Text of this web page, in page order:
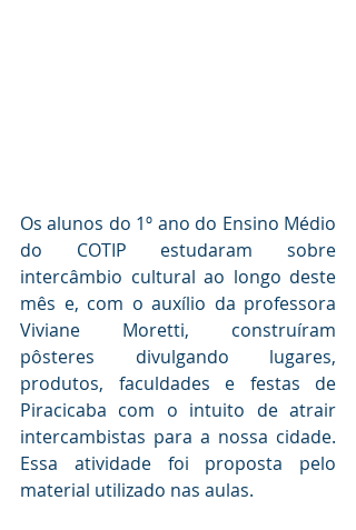
Os alunos do 1º ano do Ensino Médio
do COTIP estudaram sobre
intercâmbio cultural ao longo deste
mês e, com o auxílio da professora
Viviane Moretti, construíram
pôsteres divulgando lugares,
produtos, faculdades e festas de
Piracicaba com o intuito de atrair
intercambistas para a nossa cidade.
Essa atividade foi proposta pelo
material utilizado nas aulas.